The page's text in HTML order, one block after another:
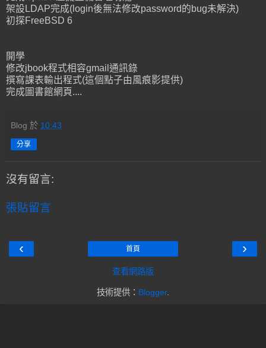
架設LDAP完成(login後無法修改password的bug未解決)
初探FreeBSD 6
開學
修改jbook程式相容gmail通訊錄
撰寫課表輸出程式(這個點子由風痕影提供)
完成圖書館網頁....
Blog 於 10:43
分享
沒有留言:
張貼留言
‹ ›
首頁
查看網路版
技術提供： Blogger.